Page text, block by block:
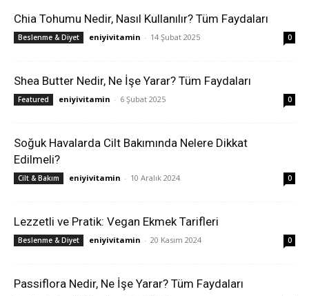
Chia Tohumu Nedir, Nasıl Kullanılır? Tüm Faydaları
Beslenme & Diyet eniyivitamin - 14 Şubat 2025 0
Shea Butter Nedir, Ne İşe Yarar? Tüm Faydaları
Featured eniyivitamin - 6 Şubat 2025 0
Soğuk Havalarda Cilt Bakımında Nelere Dikkat
Edilmeli?
Cilt & Bakım eniyivitamin - 10 Aralık 2024 0
Lezzetli ve Pratik: Vegan Ekmek Tarifleri
Beslenme & Diyet eniyivitamin - 20 Kasım 2024 0
Passiflora Nedir, Ne İşe Yarar? Tüm Faydaları